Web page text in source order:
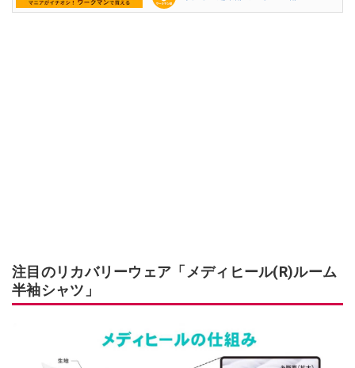
注目のリカバリーウェア「メディヒール(R)ルーム
半袖シャツ」